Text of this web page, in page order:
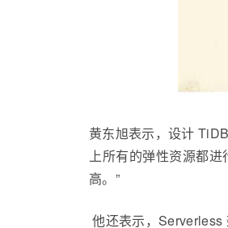
黄东旭表示，设计
上所有的弹性资源都
高。”
他还表示，